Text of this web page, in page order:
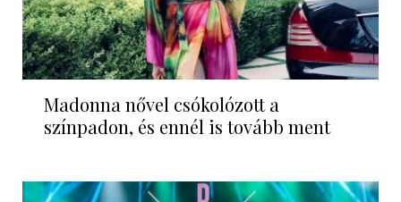
Madonna nővel csókolózott a
színpadon, és ennél is tovább ment